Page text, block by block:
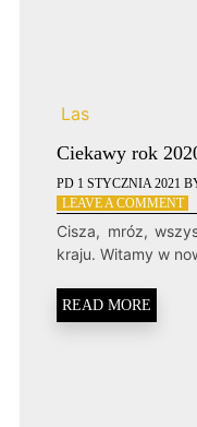
Las
Ciekawy rok
PD 1 STYCZNIA 2021
LEAVE A COMMENTON
Cisza, mróz,
kraju. Witamy w
READ MORE